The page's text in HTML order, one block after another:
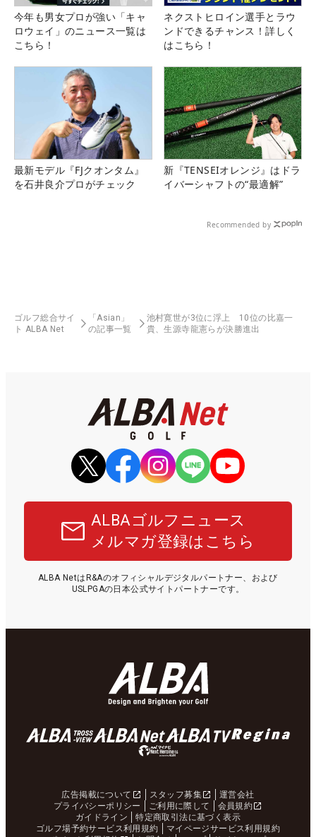
今年も男女プロが強い「キャ
ロウェイ」のニュース一覧は
こちら！
ネクストヒロイン選手とラウ
ンドできるチャンス！詳しく
はこちら！
最新モデル『FJクオンタム』
を石井良介プロがチェック
新『TENSEIオレンジ』はドラ
イバーシャフトの“最適解”
Recommended by
ゴルフ総合サイ
ト ALBA Net
「Asian」
の記事一覧
池村寛世が3位に浮上 10位の比嘉一
貴、生源寺龍憲らが決勝進出
ALBAゴルフニュース
メルマガ登録はこちら
ALBA NetはR&Aのオフィシャルデジタルパートナー、および
USLPGAの日本公式サイトパートナーです。
広告掲載について スタッフ募集
運営会社
プライバシーポリシー
ご利用に際して
会員規約
ガイドライン
特定商取引法に基づく表示
ゴルフ場予約サービス利用規約
マイページサービス利用規約